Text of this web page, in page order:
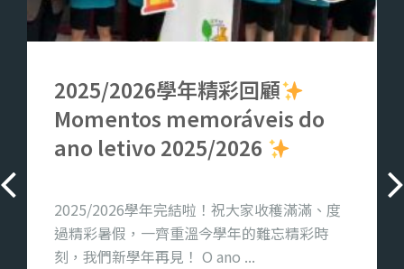
2025/2026學年精彩回顧
Momentos memoráveis do
ano letivo 2025/2026
2025/2026學年完結啦！祝大家收穫滿滿、度
過精彩暑假，一齊重溫今學年的難忘精彩時
刻，我們新學年再見！ O ano ...